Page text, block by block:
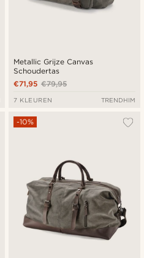
Metallic Grijze Canvas
Schoudertas
€79,95
€71,95
7 KLEUREN TRENDHIM
-10%